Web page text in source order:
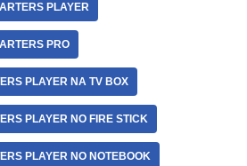
PLAYER
PRO
PLAYER NA TV BOX
PLAYER NO FIRE STICK
PLAYER NO NOTEBOOK